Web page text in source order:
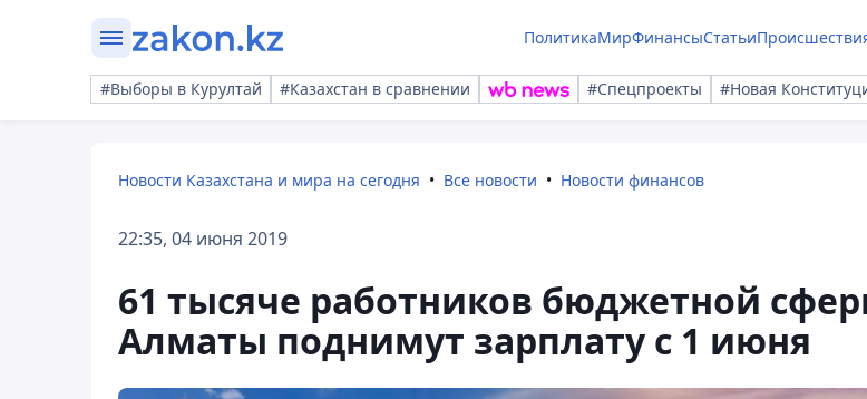
ПолитикаМирФинансыСтатьи
#Выборы в Курултай #Казахстан в сравнении #Спецпроекты #Новая
Новости Казахстана и мира на сегодня Все новости Новости финансов
22:35, 04 июня 2019
61 тысяче работников бюджетной
Алматы поднимут зарплату с 1 июня